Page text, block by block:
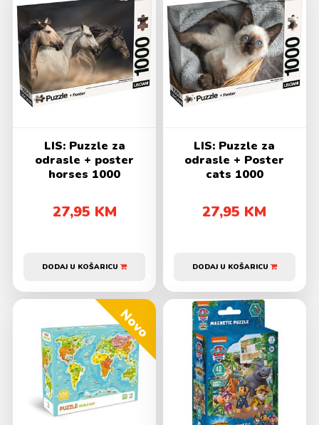
LIS: Puzzle za
odrasle + poster
horses 1000
27,95 KM
DODAJ U KOŠARICU
LIS: Puzzle za
odrasle + Poster
cats 1000
27,95 KM
DODAJ U KOŠARICU
Novo